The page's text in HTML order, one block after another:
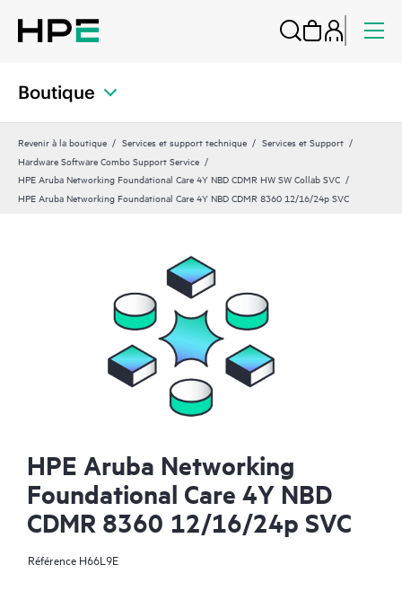
Boutique
Revenir à la boutique Services et support technique
Services et Support
Hardware Software Combo Support Service
HPE Aruba Networking Foundational Care 4Y NBD CDMR HW SW Collab SVC
HPE Aruba Networking Foundational Care 4Y NBD CDMR 8360 12/16/24p SVC
HPE Aruba Networking
Foundational Care 4Y NBD
CDMR 8360 12/16/24p SVC
Référence H66L9E